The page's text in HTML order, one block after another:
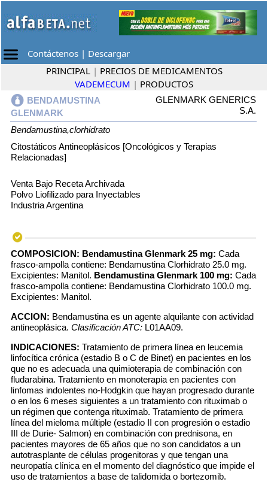
Contáctenos | Descargar
PRINCIPAL | PRECIOS DE MEDICAMENTOS
VADEMECUM | PRODUCTOS
BENDAMUSTINA
GLENMARK
GLENMARK GENERICS
S.A.
Bendamustina,clorhidrato
Citostáticos Antineoplásicos [Oncológicos y Terapias
Relacionadas]
Venta Bajo Receta Archivada
Polvo Liofilizado para Inyectables
Industria Argentina
COMPOSICION: Bendamustina Glenmark 25 mg: Cada
frasco-ampolla contiene: Bendamustina Clorhidrato 25.0 mg.
Excipientes: Manitol. Bendamustina Glenmark 100 mg: Cada
frasco-ampolla contiene: Bendamustina Clorhidrato 100.0 mg.
Excipientes: Manitol.
ACCION: Bendamustina es un agente alquilante con actividad
antineoplásica. Clasificación ATC: L01AA09.
INDICACIONES: Tratamiento de primera línea en leucemia
linfocítica crónica (estadio B o C de Binet) en pacientes en los
que no es adecuada una quimioterapia de combinación con
fludarabina. Tratamiento en monoterapia en pacientes con
linfomas indolentes no-Hodgkin que hayan progresado durante
o en los 6 meses siguientes a un tratamiento con rituximab o
un régimen que contenga rituximab. Tratamiento de primera
línea del mieloma múltiple (estadio II con progresión o estadio
III de Durie- Salmon) en combinación con prednisona, en
pacientes mayores de 65 años que no son candidatos a un
autotrasplante de células progenitoras y que tengan una
neuropatía clínica en el momento del diagnóstico que impide el
uso de tratamientos a base de talidomida o bortezomib.